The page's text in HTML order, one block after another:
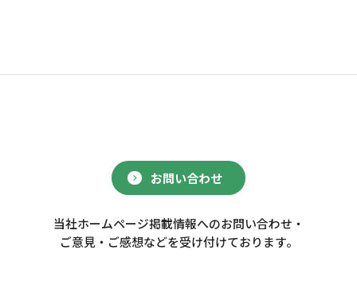
お問い合わせ
当社ホームページ掲載情報へのお問い合わせ・
ご意見・ご感想などを受け付けております。